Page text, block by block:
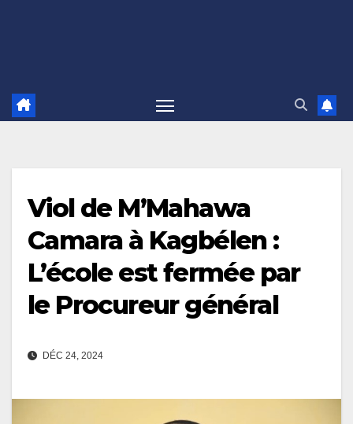
Viol de M’Mahawa
Camara à Kagbélen :
L’école est fermée par
le Procureur général
DÉC 24, 2024